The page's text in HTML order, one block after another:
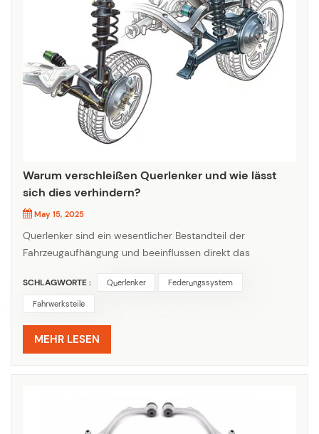
Warum verschleißen Querlenker und wie lässt
sich dies verhindern?
May 15, 2025
Querlenker sind ein wesentlicher Bestandteil der
Fahrzeugaufhängung und beeinflussen direkt das
unterliegen sie mit der Zeit einem gewissen Verschleiß.
Jede Unebenheit, Senke und Kurve, der das Fahrzeug
wiederholte Biegung schwächt das Metall und beschädigt
die Buchsen, was allmähl...
SCHLAGWORTE : Querlenker Federungssystem
Fahrwerksteile
MEHR LESEN